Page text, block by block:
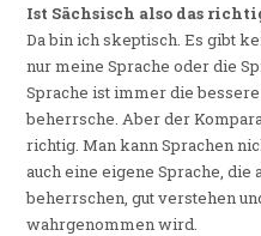
Ist Sächsisch also das
Da bin ich skeptisch. Es gibt
nur meine Sprache oder die
Sprache ist immer die
beherrsche. Aber der
richtig. Man kann Sprachen
auch eine eigene Sprache, die
beherrschen, gut verstehen
wahrgenommen wird.